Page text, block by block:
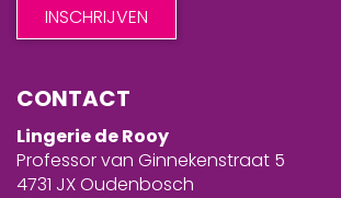
CONTACT
Lingerie de Rooy
Professor van Ginnekenstraat 5
4731 JX Oudenbosch